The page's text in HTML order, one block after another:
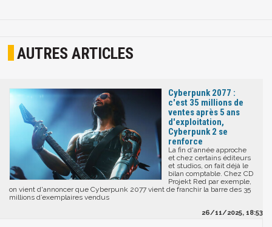
AUTRES ARTICLES
Cyberpunk 2077 :
c'est 35 millions de
ventes après 5 ans
d'exploitation,
Cyberpunk 2 se
renforce
La fin d'année approche
et chez certains éditeurs
et studios, on fait déjà le
bilan comptable. Chez CD
Projekt Red par exemple,
on vient d'annoncer que Cyberpunk 2077 vient de franchir la barre des 35
millions d’exemplaires vendus
26/11/2025, 18:53